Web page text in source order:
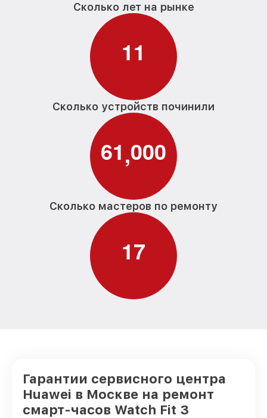
Сколько лет на рынке
11
Сколько устройств починили
61,000
Сколько мастеров по ремонту
17
Гарантии сервисного центра
Huawei в Москве на ремонт
смарт-часов Watch Fit 3